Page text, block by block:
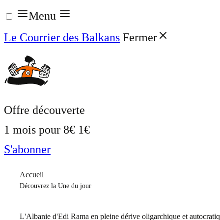
Aller
au
contenu
Menu
Le Courrier des Balkans Fermer
Offre découverte
1 mois pour 8€ 1€
S'abonner
Accueil
Découvrez la Une du jour
L'Albanie d'Edi Rama en pleine dérive oligarchique et